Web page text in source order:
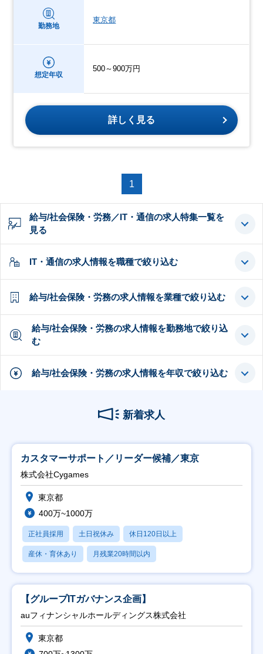
勤務地
東京都
想定年収
500～900万円
詳しく見る
1
給与/社会保険・労務／IT・通信の求人特集一覧を
見る
IT・通信の求人情報を職種で絞り込む
給与/社会保険・労務の求人情報を業種で絞り込む
給与/社会保険・労務の求人情報を勤務地で絞り込
む
給与/社会保険・労務の求人情報を年収で絞り込む
新着求人
カスタマーサポート／リーダー候補／東京
株式会社Cygames
東京都
400万~1000万
正社員採用 土日祝休み 休日120日以上
産休・育休あり 月残業20時間以内
【グループITガバナンス企画】
auフィナンシャルホールディングス株式会社
東京都